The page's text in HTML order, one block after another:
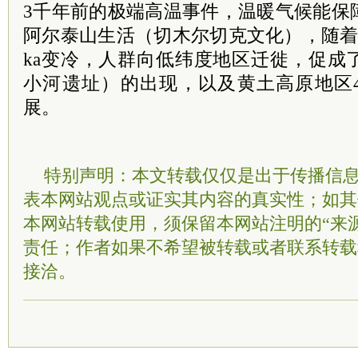
3千年前的极端高温事件，温暖气候能
阿尔泰山生活（切木尔切克文化），随
ka变冷，人群向低纬度地区迁徙，促成
小河遗址）的出现，以及黄土高原地
展。
特别声明：本文转载仅仅是出于传播信
表本网站观点或证实其内容的真实性；如
本网站转载使用，须保留本网站注明的“来
责任；作者如果不希望被转载或者联系转
接洽。